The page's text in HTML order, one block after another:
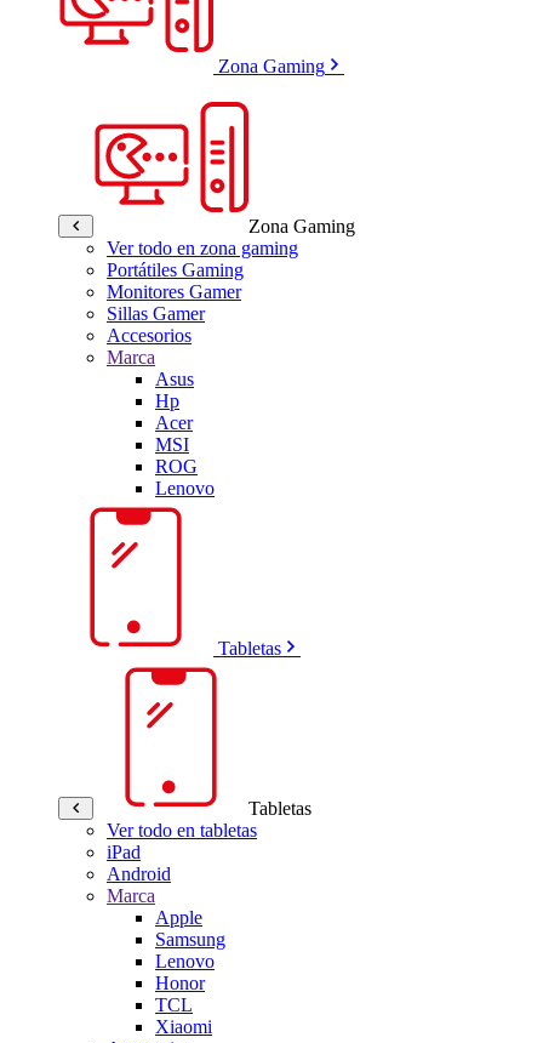
Zona Gaming
Zona Gaming
Ver todo en zona gaming
Portátiles Gaming
Monitores Gamer
Sillas Gamer
Accesorios
Marca
Asus
Hp
Acer
MSI
ROG
Lenovo
Tabletas
Tabletas
Ver todo en tabletas
iPad
Android
Marca
Apple
Samsung
Lenovo
Honor
TCL
Xiaomi